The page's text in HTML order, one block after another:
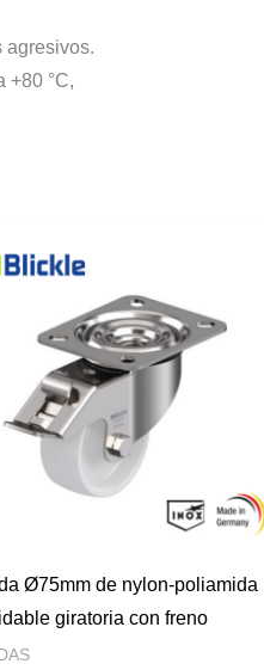
agresivos.
+80 °C,
Ø75mm de nylon-poliamida
giratoria con freno